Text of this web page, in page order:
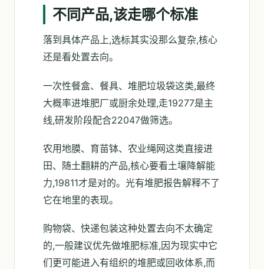
不同产品,该走哪个标准
落到具体产品上,选标其实没那么复杂,核心
还是看处置去向。
一次性餐盒、餐具、堆肥垃圾袋这类,最终
大概率进堆肥厂或厨余处理,走19277是主
线,研发阶段配合22047做筛选。
农用地膜、育苗钵、农业绳网这类直接进
田、随土翻耕的产品,核心要看土壤降解能
力,19811才是对的。光有堆肥报告解释不了
它在地里的表现。
购物袋、快递包装这种处置去向不太确定
的,一般建议优先做堆肥标准,因为现实中它
们更可能进入有组织的堆肥或回收体系,而